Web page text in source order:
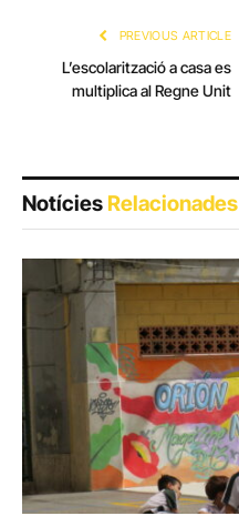
PREVIOUS ARTICLE
L’escolarització a casa es
multiplica al Regne Unit
NotíciesRelacionades